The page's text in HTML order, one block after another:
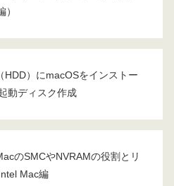
）
HDD）にmacOSをインストー
動ディスク作成
のSMCやNVRAMの役割とリ
Mac編